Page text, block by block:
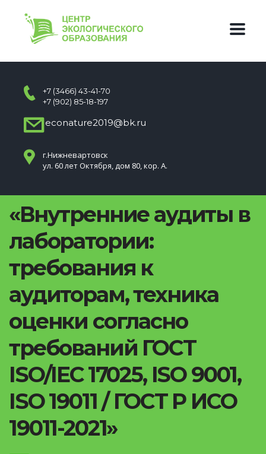
+7 (3466) 43-41-70
+7 (902) 85-18-197
econature2019@bk.ru
г.Нижневартовск
ул. 60 лет Октября, дом 80, кор. А.
«Внутренние аудиты в
лаборатории:
требования к
аудиторам, техника
оценки согласно
требований ГОСТ
ISO/IEC 17025, ISO 9001,
ISO 19011 / ГОСТ Р ИСО
19011-2021»